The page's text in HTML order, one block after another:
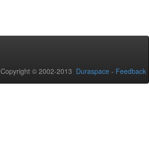
Copyright © 2002-2013 Duraspace - Feedback